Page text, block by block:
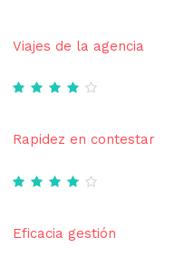
Viajes de la agencia
Rapidez en contestar
Eficacia gestión